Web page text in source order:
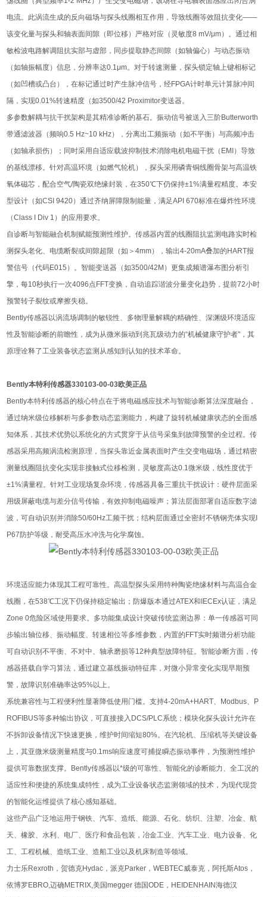
电流。此涡流生成的反向磁场与探头线圈相互作用，导致线圈等效阻抗变化——
该变化量与探头和轴表面间隙（即位移）严格对应（灵敏度8 mV/μm）。通过相
敏检波电路解调阻抗实部与虚部，同步提取静态间隙（如轴偏心）与动态振动
（如轴振幅度）信息，分辨率达0.1μm。对于转速测量，探头锁定轴上键相标记
（如凹槽或凸台），在标记通过时产生脉冲信号，经FPGA计时单元计算脉冲间
隔，实现0.01%转速精度（如3500/42 Proximitor变送器。
多参数解耦与抗干扰架构是其精准诊断的基石。振动信号被送入三阶Butterworth
带通滤波器（频响0.5 Hz~10 kHz），分离出工频振动（如不平衡）与高频冲击
（如轴承损伤）；同时采用自适应载波抑制技术消除电机电磁干扰（EMI）导致
的基线漂移。针对高温环境（如燃气轮机），探头采用磷青铜线圈骨架与高温铁
氧体磁芯，配合空气/陶瓷双绝缘封装，在350℃下仍保持±1%满量程精度。本安
型设计（如CSI 9420）通过齐纳屏障限制能量，满足API 670标准在爆炸性环境
（Class I Div 1）的应用要求。
自诊断与智能融合机制赋能预测性维护。传感器内置的线圈阻抗监测电路实时检
测探头老化、电缆断裂或间隙超限（如＞4mm），输出4-20mA叠加的HART报
警信号（代码E015）。智能变送器（如3500/42M）更集成频谱瀑布图分析引
擎，每10秒执行一次4096点FFT变换，自动追踪谐波分量变化趋势，提前72小时
预警转子裂纹或摩擦失稳。
Bently传感器以涡流场调制的敏锐性、多物理量解耦的精确性、深渊级环境适应
性及智能诊断的前瞻性，成为从微米振动到兆瓦级动力的“机械健康守护者"，其
原理诠释了工业装备状态监测从感知到认知的技术革命。
Bently本特利传感器330103-00-03欧美正品
Bently本特利传感器的核心特点在于将电磁感应技术与智能诊断算法深度融合，
通过纳米级位移解析与多参数动态监测能力，构建了旋转机械健康状态的全面感
知体系，其技术优势以系统化的方式贯穿于从信号采集到故障预警的全过程。传
感器采用高频涡流检测原理，当探头靠近金属表面时产生交变电磁场，通过精密
测量线圈阻抗变化实现非接触式位移检测，灵敏度高达0.1微米级，线性度优于
±1%满量程。针对工业现场复杂环境，传感器具备三重抗干扰设计：硬件层面采
用级屏蔽电缆与差分信号传输，有效抑制电磁噪声；算法层面部署自适应数字滤
波，可自动识别并消除50/60Hz工频干扰；结构层面通过全密封不锈钢壳体实现I
P67防护等级，耐受高压水冲洗与化学腐蚀。
环境适应能力体现其工程可靠性。高温型探头采用特种陶瓷绝缘材料与高温合金
线圈，在538℃工况下仍保持稳定输出；防爆版本通过ATEX和IECEx认证，满足
Zone 0危险区域使用要求。多功能集成设计突破传统监测边界：单一传感器可同
步输出轴位移、振动幅度、转速相位等多维参数，内置的FFT实时频谱分析功能
可自动识别不平衡、不对中、轴承磨损等12种典型故障特征。智能诊断方面，传
感器搭载自学习算法，通过建立基线振动特征库，对微小异常变化实现早期预
警，故障识别准确率达95%以上。
系统兼容性与工程便利性显著降低使用门槛。支持4-20mA+HART、Modbus、P
ROFIBUS等多种输出协议，可直接接入DCS/PLC系统；模块化探头设计允许在
不拆卸设备情况下快速更换，维护时间缩短80%。在汽轮机、压缩机等关键设备
上，其亚微米级测量精度与0.1ms响应速度可捕捉瞬态振动事件，为预测性维护
提供可靠数据支撑。Bently传感器以*级的可靠性、智能化的诊断能力、全工况的
适应性和便捷的系统集成特性，成为工业设备状态监测领域的技术，为现代现货
的智能化运维提供了核心感知基础。
这些产品广泛地运用于钢铁、汽车、造纸、能源、石化、纺织、注塑、冶金、航
天、橡胶、水利、电厂、医疗和食品包装，冶金工业、汽车工业、电力设备、化
工、工程机械、造纸工业、造船工业以及机床制造等领域。
力士乐Rexroth，贺德克Hydac，派克Parker，WEBTEC威泰克，阿托斯Atos，
依博罗EBRO,迈确METRIX,美国megger 德国ODE，HEIDENHAIN海德汉